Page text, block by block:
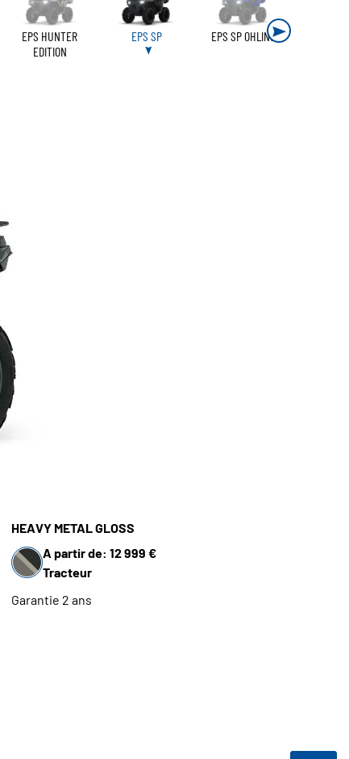
EPS HUNTER
EDITION
EPS SP EPS SP OHLINS
HEAVY METAL GLOSS
A partir de: 12 999 €
Tracteur
Garantie 2 ans